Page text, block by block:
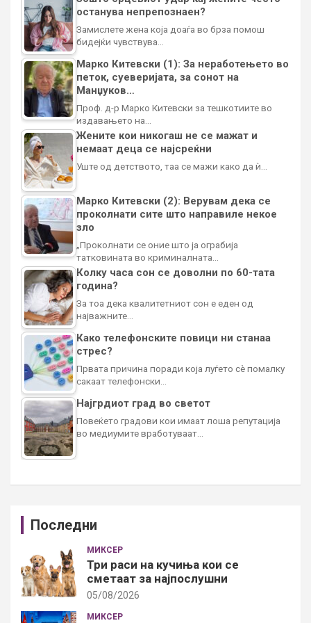
останува непрепознаен?
Замислете жена која доаѓа во брза помош
бидејќи чувствува…
Марко Китевски (1): За неработењето во
петок, суеверијата, за сонот на
Манџуков…
Проф. д-р Марко Китевски за тешкотиите во
издавањето на…
Жените кои никогаш не се мажат и
немаат деца се најсреќни
Уште од детството, таа се мажи како да ѝ…
Марко Китевски (2): Верувам дека се
проколнати сите што направиле некое
зло
„Проколнати се оние што ја ограбија
татковината во криминалната…
Колку часа сон се доволни по 60-тата
година?
За тоа дека квалитетниот сон е еден од
најважните…
Како телефонските повици ни станаа
стрес?
Првата причина поради која луѓето сè помалку
сакаат телефонски…
Најгрдиот град во светот
Повеќето градови кои имаат лоша репутација
во медиумите вработуваат…
Последни
МИКСЕР
Три раси на кучиња кои се
сметаат за најпослушни
05/08/2026
МИКСЕР